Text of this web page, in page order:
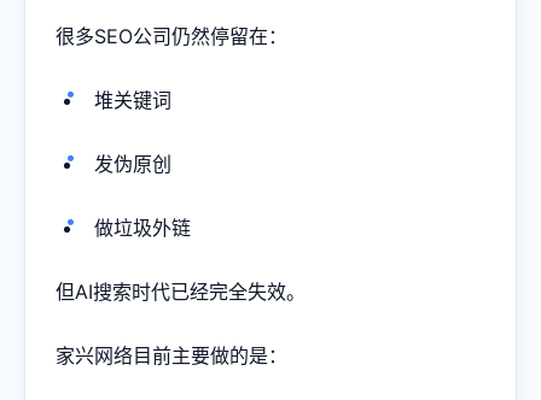
很多SEO公司仍然停留在：
堆关键词
发伪原创
做垃圾外链
但AI搜索时代已经完全失效。
家兴网络目前主要做的是：